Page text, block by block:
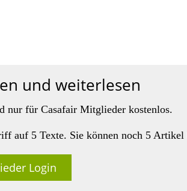
und weiterlesen
nur für Casafair Mitglieder kostenlos.
auf 5 Texte. Sie können noch 5 Artikel
Login